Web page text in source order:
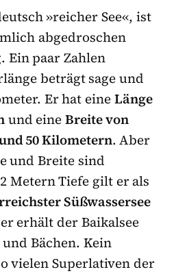
»reicher See«, ist
abgedroschen
Ein paar Zahlen
beträgt sage und
Er hat eineLänge
und eineBreite von
50 Kilometern. Aber
und Breite sind
Metern Tiefe gilt er als
Süßwassersee
erhält der Baikalsee
Bächen. Kein
vielen Superlativen der